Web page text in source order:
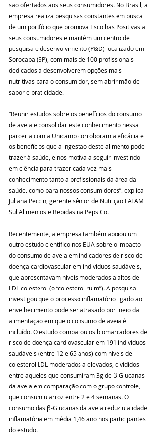
são ofertados aos seus consumidores. No Brasil, a
empresa realiza pesquisas constantes em busca
de um portfólio que promova Escolhas Positivas a
seus consumidores e mantém um centro de
pesquisa e desenvolvimento (P&D) localizado em
Sorocaba (SP), com mais de 100 profissionais
dedicados a desenvolverem opções mais
nutritivas para o consumidor, sem abrir mão de
sabor e praticidade.
“Reunir estudos sobre os benefícios do consumo
de aveia e consolidar este conhecimento nessa
parceria com a Unicamp corroboram a eficácia e
os benefícios que a ingestão deste alimento pode
trazer à saúde, e nos motiva a seguir investindo
em ciência para trazer cada vez mais
conhecimento tanto a profissionais da área da
saúde, como para nossos consumidores”, explica
Juliana Peccin, gerente sênior de Nutrição LATAM
Sul Alimentos e Bebidas na PepsiCo.
Recentemente, a empresa também apoiou um
outro estudo científico nos EUA sobre o impacto
do consumo de aveia em indicadores de risco de
doença cardiovascular em indivíduos saudáveis,
que apresentavam níveis moderados a altos de
LDL colesterol (o “colesterol ruim”). A pesquisa
investigou que o processo inflamatório ligado ao
envelhecimento pode ser atrasado por meio da
alimentação em que o consumo de aveia é
incluído. O estudo comparou os biomarcadores de
risco de doença cardiovascular em 191 indivíduos
saudáveis (entre 12 e 65 anos) com níveis de
colesterol LDL moderados a elevados, divididos
entre aqueles que consumiram 3g de β-Glucanas
da aveia em comparação com o grupo controle,
que consumiu arroz entre 2 e 4 semanas. O
consumo das β-Glucanas da aveia reduziu a idade
inflamatória em média 1,46 ano nos participantes
do estudo.